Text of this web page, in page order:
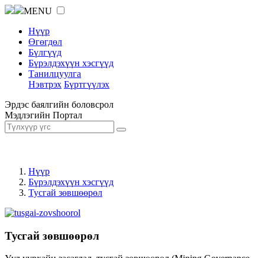
MENU
Нүүр
Өгөгдөл
Бүлгүүд
Бүрэлдэхүүн хэсгүүд
Танилцуулга
Нэвтрэх Бүртгүүлэх
Эрдэс баялгийн боловсрол
Мэдлэгийн Портал
Нүүр
Бүрэлдэхүүн хэсгүүд
Тусгай зөвшөөрөл
Тусгай зөвшөөрөл